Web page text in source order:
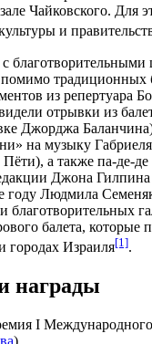
Чайковского. Для
и
с благотворительными
помимо традиционных
из репертуара
отрывки из
Джорджа Баланчина
» на музыку
Пёти), а также па-де-де
Джона Гилпина
году Людмила
благотворительных
балета, которые
городах Израиля[1].
награды
I Международного
)